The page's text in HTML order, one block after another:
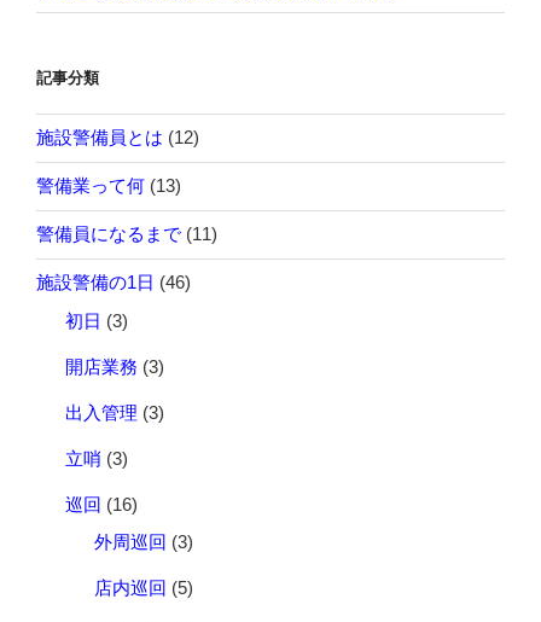
記事分類
施設警備員とは (12)
警備業って何 (13)
警備員になるまで (11)
施設警備の1日 (46)
初日 (3)
開店業務 (3)
出入管理 (3)
立哨 (3)
巡回 (16)
外周巡回 (3)
店内巡回 (5)